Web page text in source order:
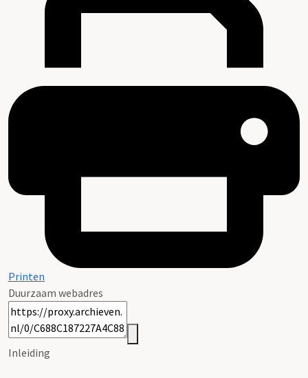
Printen
Duurzaam webadres
Inleiding